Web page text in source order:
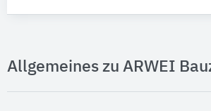
Allgemeines zu ARWEI